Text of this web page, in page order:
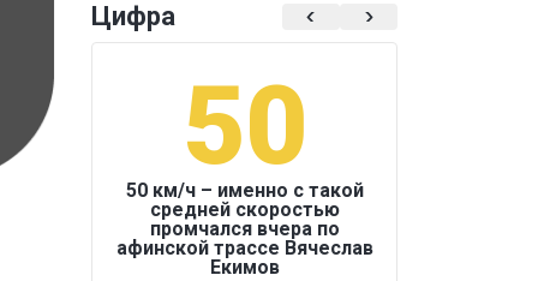
Цифра
50
50 км/ч – именно с такой
средней скоростью
промчался вчера по
афинской трассе Вячеслав
Екимов